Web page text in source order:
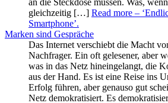
gleichzeitig […] Read more –
Smartphone’.
Marken sind Gespräche
Das Internet verschiebt die Macht
Nachfrager. Ein oft gelesener, aber
was in das Netz hineingelangt, die
aus der Hand. Es ist eine Reise ins
Erfolg führen, aber genauso gut
Netz demokratisiert. Es